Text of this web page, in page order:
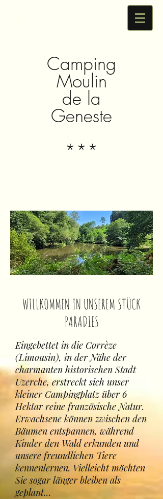
Camping
Moulin
de la
Geneste
***
WILLKOMMEN IN UNSEREM STÜCK
PARADIES
Eingebettet in die Corrèze
(Limousin), in der Nähe der
charmanten historischen Stadt
Uzerche, erstreckt sich unser
kleiner Campingplatz über 6
Hektar reine französische Natur.
Erwachsene können zwischen den
Bäumen entspannen, während
Kinder den Wald erkunden und
unsere freundlichen Tiere
kennenlernen. Vielleicht möchten
Sie sogar länger bleiben als
geplant…